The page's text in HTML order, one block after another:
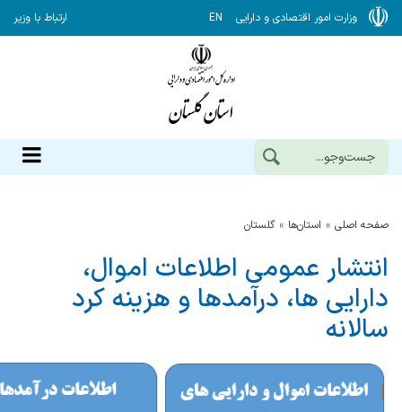
وزارت امور اقتصادی و دارایی EN ارتباط با وزیر
صفحه اصلی استان‌ها گلستان
انتشار عمومی اطلاعات اموال،
دارایی ها، درآمدها و هزینه کرد
سالانه